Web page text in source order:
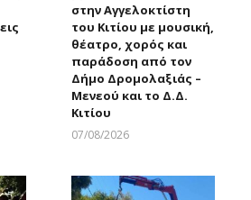
στην Αγγελοκτίστη
του Κιτίου με μουσική,
θέατρο, χορός και
παράδοση από τον
Δήμο Δρομολαξιάς –
Μενεού και το Δ.Δ.
Κιτίου
07/08/2026